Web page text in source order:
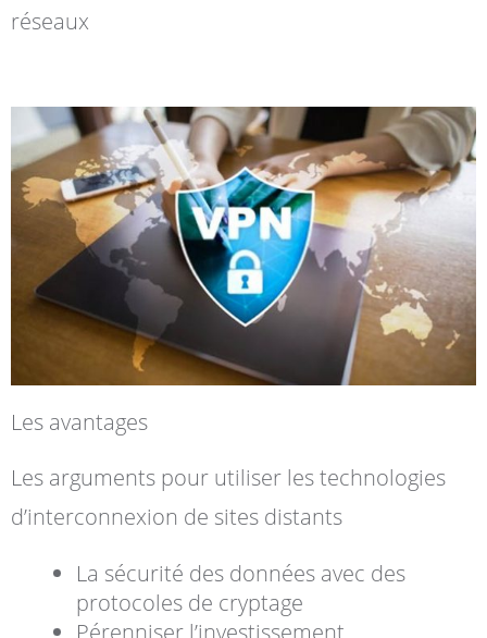
réseaux
Les avantages
Les arguments pour utiliser les technologies
d’interconnexion de sites distants
La sécurité des données avec des
protocoles de cryptage
Pérenniser l’investissement